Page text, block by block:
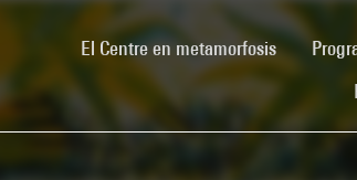
El Centre en metamorfosis(current)